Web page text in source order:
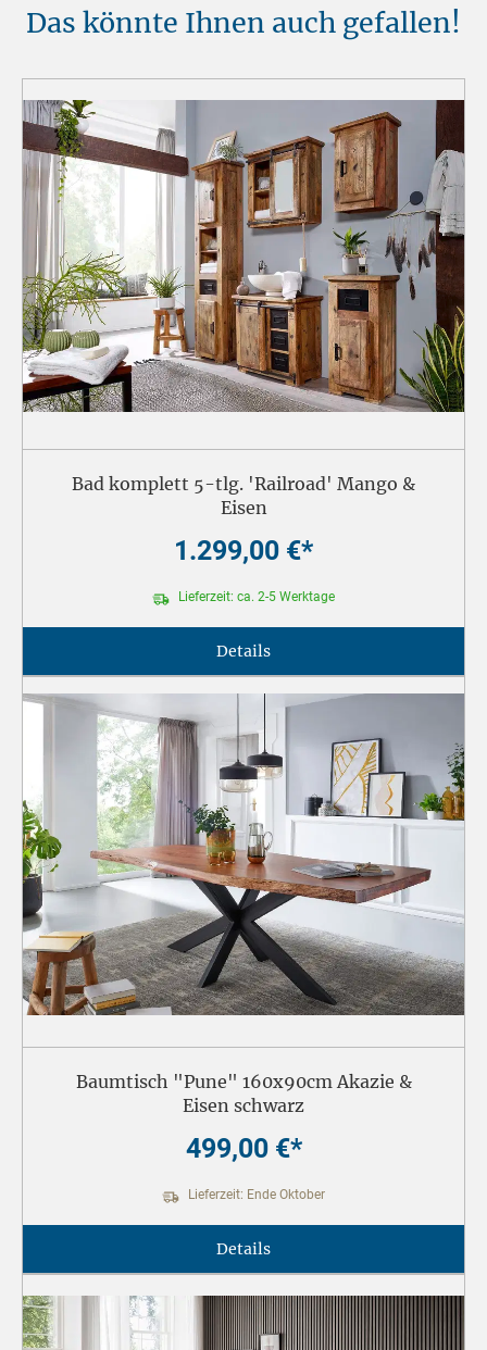
Das könnte Ihnen auch gefallen!
Bad komplett 5-tlg. 'Railroad' Mango &
Eisen
1.299,00 €*
Lieferzeit: ca. 2-5 Werktage
Details
Baumtisch "Pune" 160x90cm Akazie &
Eisen schwarz
499,00 €*
Lieferzeit: Ende Oktober
Details